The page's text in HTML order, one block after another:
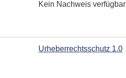
Kein Nachweis verfügbar
Urheberrechtsschutz 1.0